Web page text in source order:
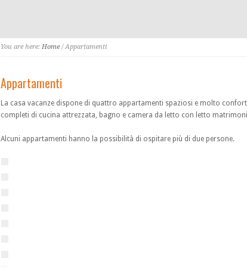
You are here: Home/ Appartamenti
Appartamenti
La casa vacanze dispone di quattro appartamenti spaziosi e molto
completi di cucina attrezzata, bagno e camera da letto con letto
Alcuni appartamenti hanno la possibilità di ospitare più di due persone.